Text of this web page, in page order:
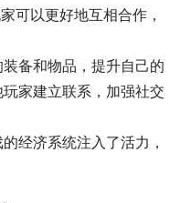
可以更好地互相合作，
备和物品，提升自己的
家建立联系，加强社交
经济系统注入了活力，